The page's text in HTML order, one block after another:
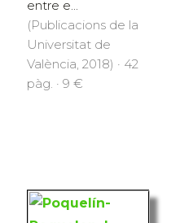
entre e...
(Publicacions de la
Universitat de
València, 2018) · 42
pàg. · 9 €